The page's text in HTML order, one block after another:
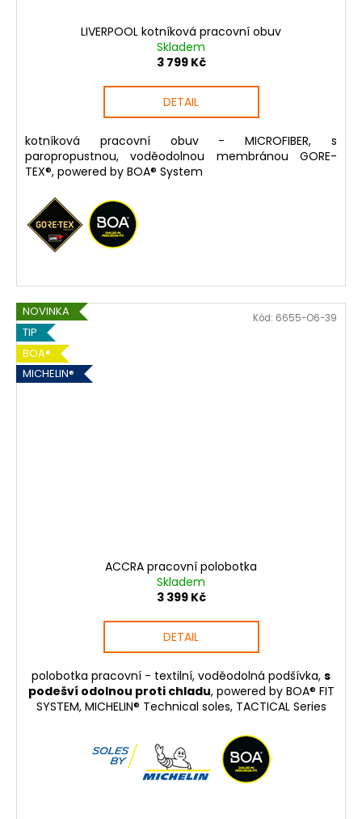
LIVERPOOL kotníková pracovní obuv
Skladem
3 799 Kč
DETAIL
kotníková pracovní obuv - MICROFIBER, s
paropropustnou, voděodolnou membránou GORE-
TEX®, powered by BOA® System
NOVINKA
TIP
BOA®
MICHELIN®
ACCRA pracovní polobotka
Skladem
3 399 Kč
DETAIL
polobotka pracovní - textilní, voděodolná podšívka, s
podešví odolnou proti chladu, powered by BOA® FIT
SYSTEM, MICHELIN® Technical soles, TACTICAL Series
Kód: 6655-O6-39